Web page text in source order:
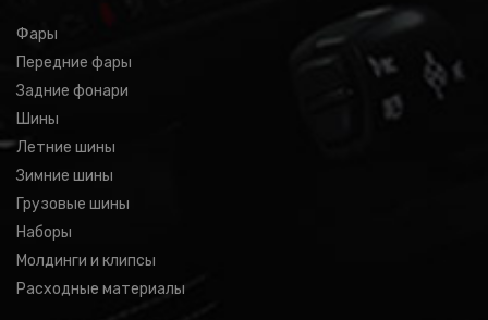
Фары
Передние фары
Задние фонари
Шины
Летние шины
Зимние шины
Грузовые шины
Наборы
Молдинги и клипсы
Расходные материалы